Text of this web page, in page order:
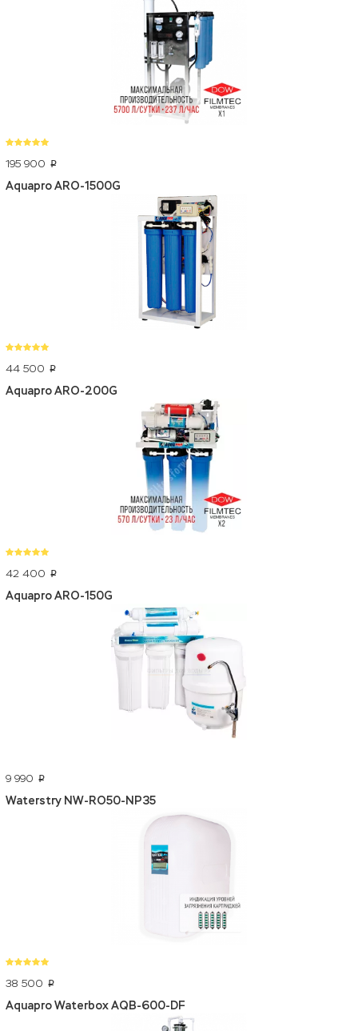
195 900 p
Aquapro ARO-1500G
44 500 p
Aquapro ARO-200G
42 400 p
Aquapro ARO-150G
9 990 p
Waterstry NW-RO50-NP35
38 500 p
Aquapro Waterbox AQB-600-DF